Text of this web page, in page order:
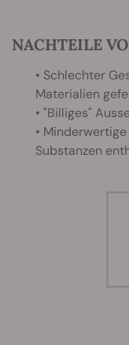
NACHTEILE
• Schlechter
Materialien
• "Billiges"
•
Substanzen